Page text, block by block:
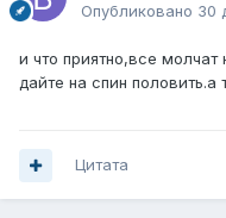
Опубликовано 30
и что приятно,все
дайте на спин половить.а
Цитата